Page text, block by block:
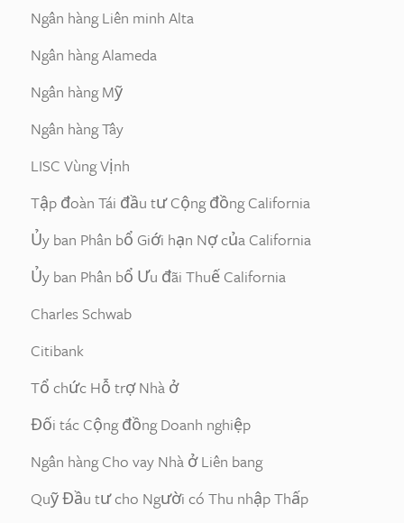
Ngân hàng Liên minh Alta
Ngân hàng Alameda
Ngân hàng Mỹ
Ngân hàng Tây
LISC Vùng Vịnh
Tập đoàn Tái đầu tư Cộng đồng California
Ủy ban Phân bổ Giới hạn Nợ của California
Ủy ban Phân bổ Ưu đãi Thuế California
Charles Schwab
Citibank
Tổ chức Hỗ trợ Nhà ở
Đối tác Cộng đồng Doanh nghiệp
Ngân hàng Cho vay Nhà ở Liên bang
Quỹ Đầu tư cho Người có Thu nhập Thấp